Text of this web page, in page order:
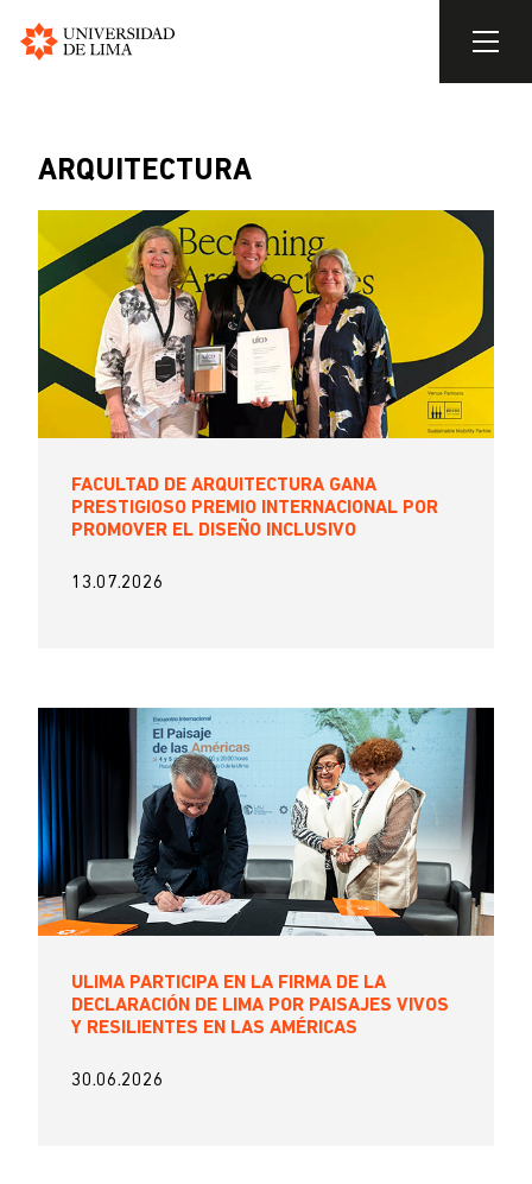
contenido
ARQUITECTURA
FACULTAD DE ARQUITECTURA GANA
PRESTIGIOSO PREMIO INTERNACIONAL POR
PROMOVER EL DISEÑO INCLUSIVO
13.07.2026
ULIMA PARTICIPA EN LA FIRMA DE LA
DECLARACIÓN DE LIMA POR PAISAJES VIVOS
Y RESILIENTES EN LAS AMÉRICAS
30.06.2026